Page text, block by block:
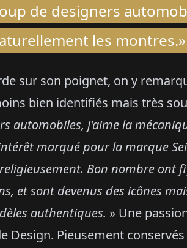
de designers
les montres.»
sur son poignet, on y
bien identifiés mais très
automobiles, j'aime la
marqué pour la marque
Bon nombre ont
et sont devenus des icônes
authentiques. » Une
Design. Pieusement